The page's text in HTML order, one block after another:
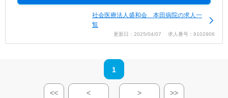
社会医療法人盛和会 本田病院の求人一
覧
更新日：2025/04/07 求人番号：9102906
1
<< < > >>